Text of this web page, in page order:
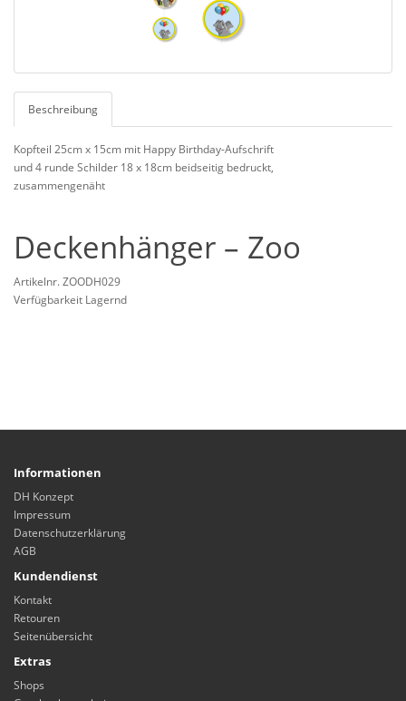
Beschreibung
Kopfteil 25cm x 15cm mit Happy Birthday-Aufschrift
und 4 runde Schilder 18 x 18cm beidseitig bedruckt,
zusammengenäht
Deckenhänger – Zoo
Artikelnr. ZOODH029
Verfügbarkeit Lagernd
Informationen
DH Konzept
Impressum
Datenschutzerklärung
AGB
Kundendienst
Kontakt
Retouren
Seitenübersicht
Extras
Shops